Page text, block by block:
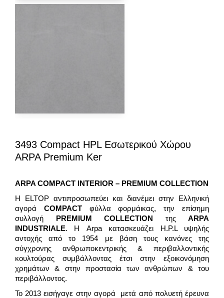
3493 Compact HPL Εσωτερικού Χώρου
ARPA Premium Ker
ARPA COMPACT INTERIOR – PREMIUM COLLECTION
H ELTOP αντιπροσωπεύει και διανέμει στην Ελληνική
αγορά COMPACTφύλλα φορμάικας, την επίσημη
συλλογή PREMIUM COLLECTION της ARPA
INDUSTRIALE. Η Arpa κατασκευάζει H.P.L υψηλής
αντοχής από το 1954 με βάση τους κανόνες της
σύγχρονης ανθρωποκεντρικής & περιβαλλοντικής
κουλτούρας συμβάλλοντας έτσι στην εξοικονόμηση
χρημάτων & στην προστασία των ανθρώπων & του
περιβάλλοντος.
Το 2013 εισήγαγε στην αγορά μετά από πολυετή έρευνα